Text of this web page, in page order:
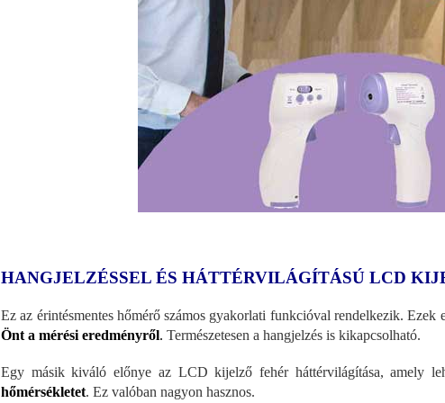
HANGJELZÉSSEL ÉS HÁTTÉRVILÁGÍTÁSÚ LCD
Ez az érintésmentes hőmérő számos gyakorlati funkcióval rendelkezik. Ezek
Önt a mérési eredményről. Természetesen a hangjelzés is kikapcsolható.
Egy másik kiváló előnye az LCD kijelző fehér háttérvilágítása, amely
hőmérsékletet. Ez valóban nagyon hasznos.